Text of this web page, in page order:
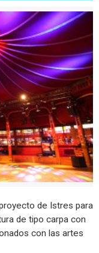
de Istres para
de tipo carpa con
con las artes